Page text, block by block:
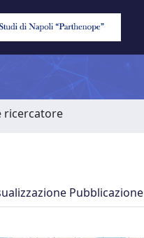
ricercatore
Pubblicazione